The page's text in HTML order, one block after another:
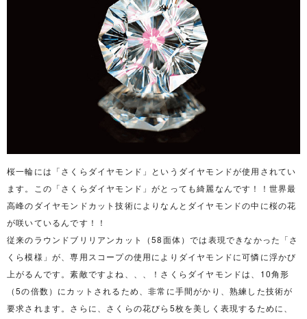
桜一輪には「さくらダイヤモンド」というダイヤモンドが使用されてい
ます。この「さくらダイヤモンド」がとっても綺麗なんです！！世界最
高峰のダイヤモンドカット技術によりなんとダイヤモンドの中に桜の花
が咲いているんです！！
従来のラウンドブリリアンカット（58面体）では表現できなかった「さ
くら模様」が、専用スコープの使用によりダイヤモンドに可憐に浮かび
上がるんです。素敵ですよね、、、！さくらダイヤモンドは、10角形
（5の倍数）にカットされるため、非常に手間がかり、熟練した技術が
要求されます。さらに、さくらの花びら5枚を美しく表現するために、